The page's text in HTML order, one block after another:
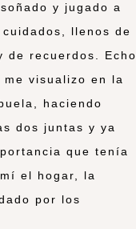
y jugado a
llenos de
de recuerdos. Echo
visualizo en la
haciendo
dos juntas y ya
que tenía
el hogar, la
por los